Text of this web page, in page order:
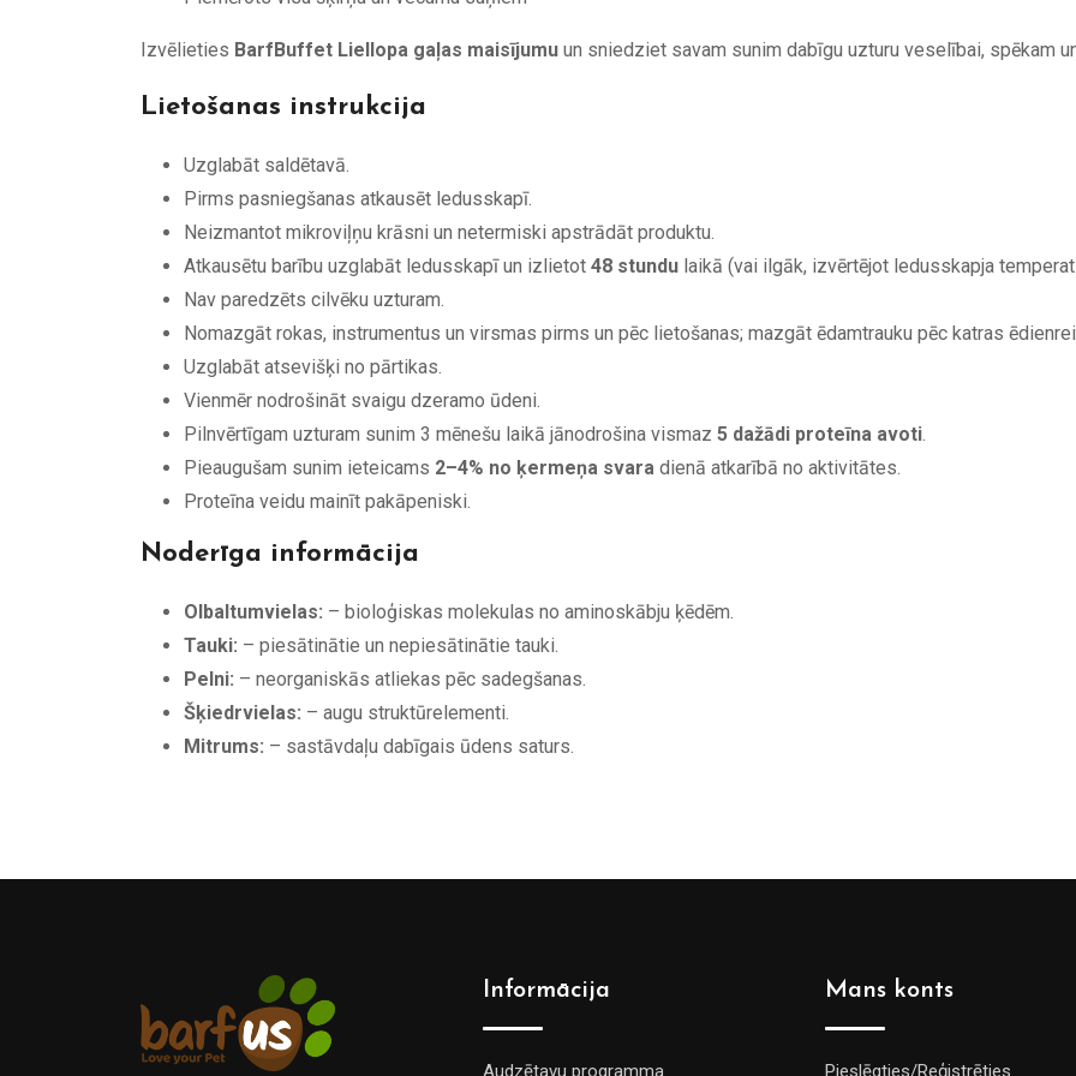
Izvēlieties BarfBuffet Liellopa gaļas maisījumu un sniedziet savam sunim dabīgu uzturu veselībai, spēkam
Lietošanas instrukcija
Uzglabāt saldētavā.
Pirms pasniegšanas atkausēt ledusskapī.
Neizmantot mikroviļņu krāsni un netermiski apstrādāt produktu.
Atkausētu barību uzglabāt ledusskapī un izlietot 48 stundu laikā (vai ilgāk, izvērtējot ledusskapja
Nav paredzēts cilvēku uzturam.
Nomazgāt rokas, instrumentus un virsmas pirms un pēc lietošanas; mazgāt ēdamtrauku pēc katras
Uzglabāt atsevišķi no pārtikas.
Vienmēr nodrošināt svaigu dzeramo ūdeni.
Pilnvērtīgam uzturam sunim 3 mēnešu laikā jānodrošina vismaz 5 dažādi proteīna avoti.
Pieaugušam sunim ieteicams 2–4% no ķermeņa svara dienā atkarībā no aktivitātes.
Proteīna veidu mainīt pakāpeniski.
Noderīga informācija
Olbaltumvielas: – bioloģiskas molekulas no aminoskābju ķēdēm.
Tauki: – piesātinātie un nepiesātinātie tauki.
Pelni: – neorganiskās atliekas pēc sadegšanas.
Šķiedrvielas: – augu struktūrelementi.
Mitrums: – sastāvdaļu dabīgais ūdens saturs.
Informācija
Audzētavu programma
Mans konts
Pieslēgties/Reģistrēties